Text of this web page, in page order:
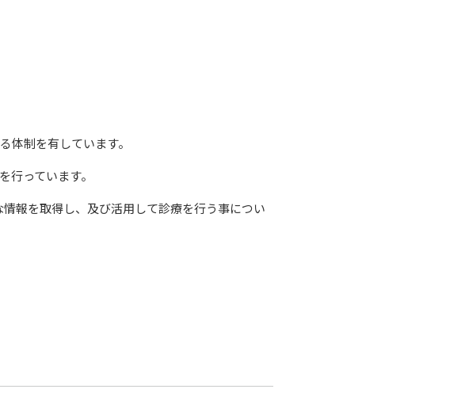
体制を有しています。
っています。
報を取得し、及び活用して診療を行う事につい